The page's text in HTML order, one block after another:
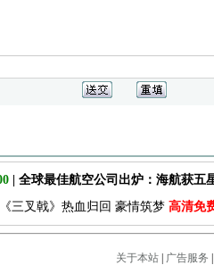
| 全球最佳航空公司出炉：海航获五
三叉戟》热血归回 豪情筑梦 高清免
关于本站| 广告服务